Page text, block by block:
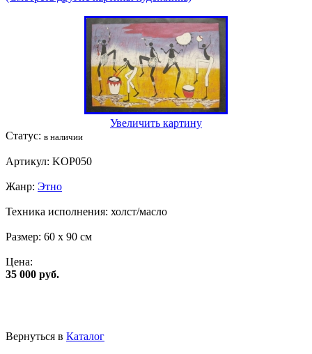
Увеличить картину
Статус: в наличии
Артикул: KOP050
Жанр: Этно
Техника исполнения: холст/масло
Размер: 60 x 90 см
Цена:
35 000 руб.
Вернуться в Каталог